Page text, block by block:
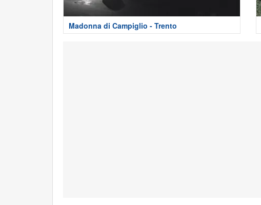
Madonna di Campiglio - Trento